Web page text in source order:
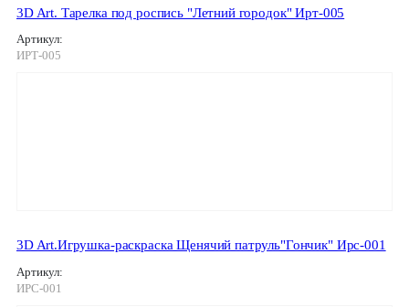
3D Art. Тарелка под роспись "Летний городок" Ирт-005
Артикул:
ИРТ-005
3D Art.Игрушка-раскраска Щенячий патруль"Гончик" Ирс-001
Артикул:
ИРС-001